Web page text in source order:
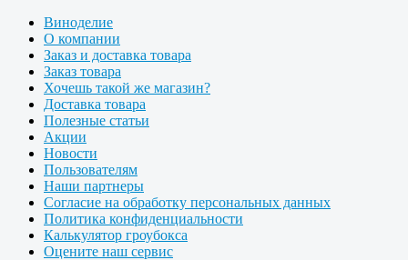
Виноделие
О компании
Заказ и доставка товара
Заказ товара
Хочешь такой же магазин?
Доставка товара
Полезные статьи
Акции
Новости
Пользователям
Наши партнеры
Согласие на обработку персональных данных
Политика конфиденциальности
Калькулятор гроубокса
Оцените наш сервис